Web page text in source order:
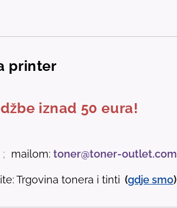
printer
iznad 50 eura!
; mailom: toner@toner-outlet.com
Trgovina tonera i tinti (gdjesmo)